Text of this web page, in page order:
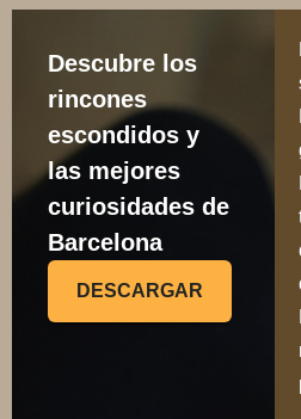
Descubre los
rincones
escondidos y
las mejores
curiosidades de
Barcelona
DESCARGAR